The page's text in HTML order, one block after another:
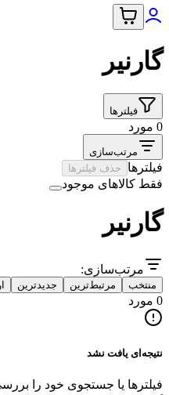
گارنیر
فیلترها
0 مورد
مرتب‌سازی
فیلترها حذف فیلترها
فقط کالاهای موجود
گارنیر
مرتب‌سازی:
منتخب مرتبط‌ترین جدیدترین
0 مورد
نتیجه‌ای یافت نشد
فیلترها یا جستجوی خود را